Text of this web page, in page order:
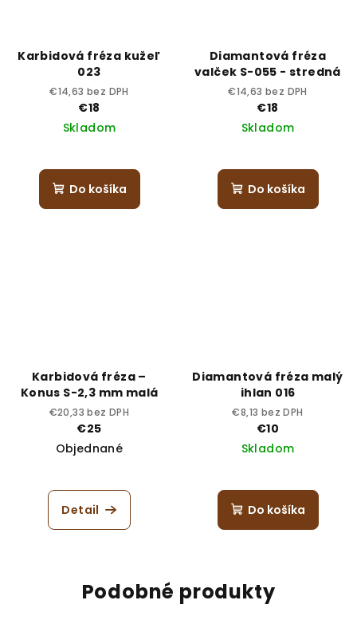
Karbidová fréza kužeľ
023
€14,63 bez DPH
€18
Skladom
Do košíka
Diamantová fréza
valček S-055 - stredná
€14,63 bez DPH
€18
Skladom
Do košíka
Karbidová fréza –
Konus S-2,3 mm malá
€20,33 bez DPH
€25
Objednané
Detail
Diamantová fréza malý
ihlan 016
€8,13 bez DPH
€10
Skladom
Do košíka
Podobné produkty